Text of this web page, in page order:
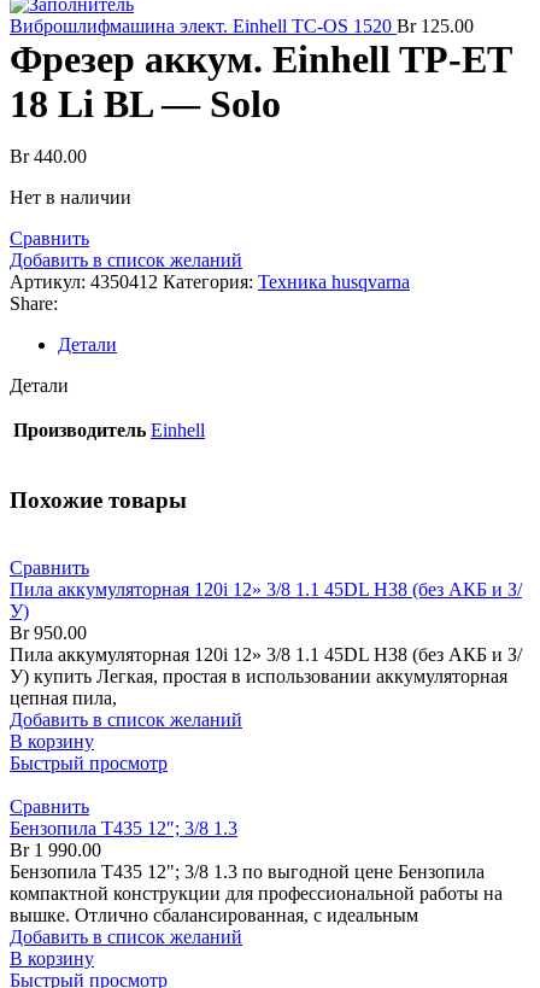
Виброшлифмашина элект. Einhell TC-OS 1520 Br125.00
Фрезер аккум. Einhell TP-ET
18 Li BL — Solo
Br440.00
Нет в наличии
Сравнить
Добавить в список желаний
Артикул: 4350412 Категория: Техника husqvarna
Share:
Детали
Детали
Производитель Einhell
Похожие товары
Сравнить
Пила аккумуляторная 120i 12» 3/8 1.1 45DL H38 (без АКБ и З/
У)
Br950.00
Пила аккумуляторная 120i 12» 3/8 1.1 45DL H38 (без АКБ и З/
У) купить Легкая, простая в использовании аккумуляторная
цепная пила,
Добавить в список желаний
В корзину
Быстрый просмотр
Сравнить
Бензопила T435 12″; 3/8 1.3
Br1 990.00
Бензопила T435 12"; 3/8 1.3 по выгодной цене Бензопила
компактной конструкции для профессиональной работы на
вышке. Отлично сбалансированная, с идеальным
Добавить в список желаний
В корзину
Быстрый просмотр